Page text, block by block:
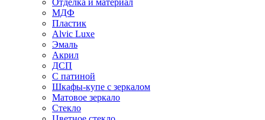
Отделка и материал
МДФ
Пластик
Alvic Luxe
Эмаль
Акрил
ДСП
С патиной
Шкафы-купе с зеркалом
Матовое зеркало
Стекло